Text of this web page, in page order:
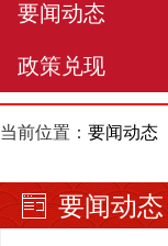
要闻动态
政策兑现
当前位置： 要闻动态
要闻动态